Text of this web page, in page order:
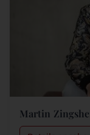
Martin